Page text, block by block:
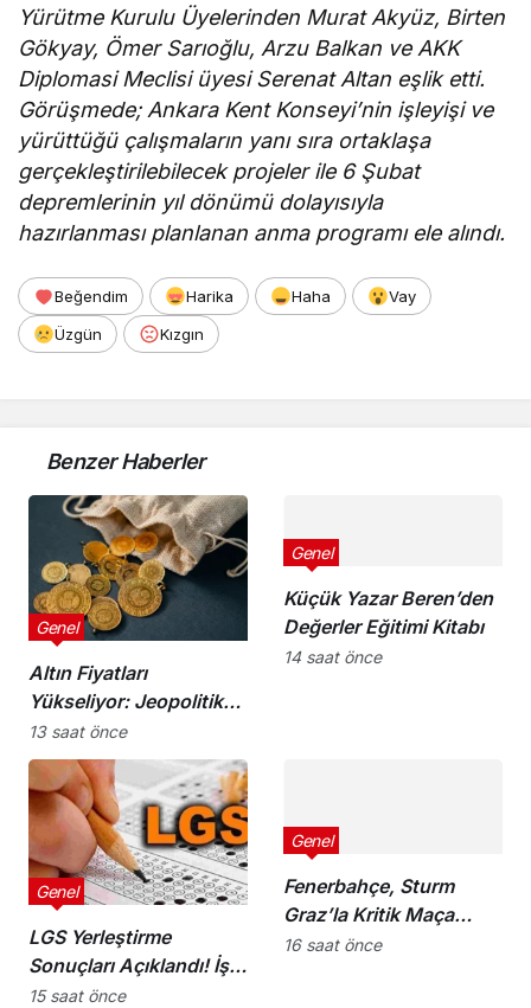
Yürütme Kurulu Üyelerinden Murat Akyüz, Birten
Gökyay, Ömer Sarıoğlu, Arzu Balkan ve AKK
Diplomasi Meclisi üyesi Serenat Altan eşlik etti.
Görüşmede; Ankara Kent Konseyi’nin işleyişi ve
yürüttüğü çalışmaların yanı sıra ortaklaşa
gerçekleştirilebilecek projeler ile 6 Şubat
depremlerinin yıl dönümü dolayısıyla
hazırlanması planlanan anma programı ele alındı.
Beğendim Harika Haha
Vay
Üzgün
Kızgın
Benzer Haberler
Altın Fiyatları
Yükseliyor: Jeopolitik
Beklentilerin Etkisi
Genel
13 saat önce
Küçük Yazar Beren’den
Değerler Eğitimi Kitabı
Genel
14 saat önce
LGS Yerleştirme
Sonuçları Açıklandı! İşte
Detaylar
Genel
15 saat önce
Fenerbahçe, Sturm
Graz’la Kritik Maça
Çıkıyor!
Genel
16 saat önce